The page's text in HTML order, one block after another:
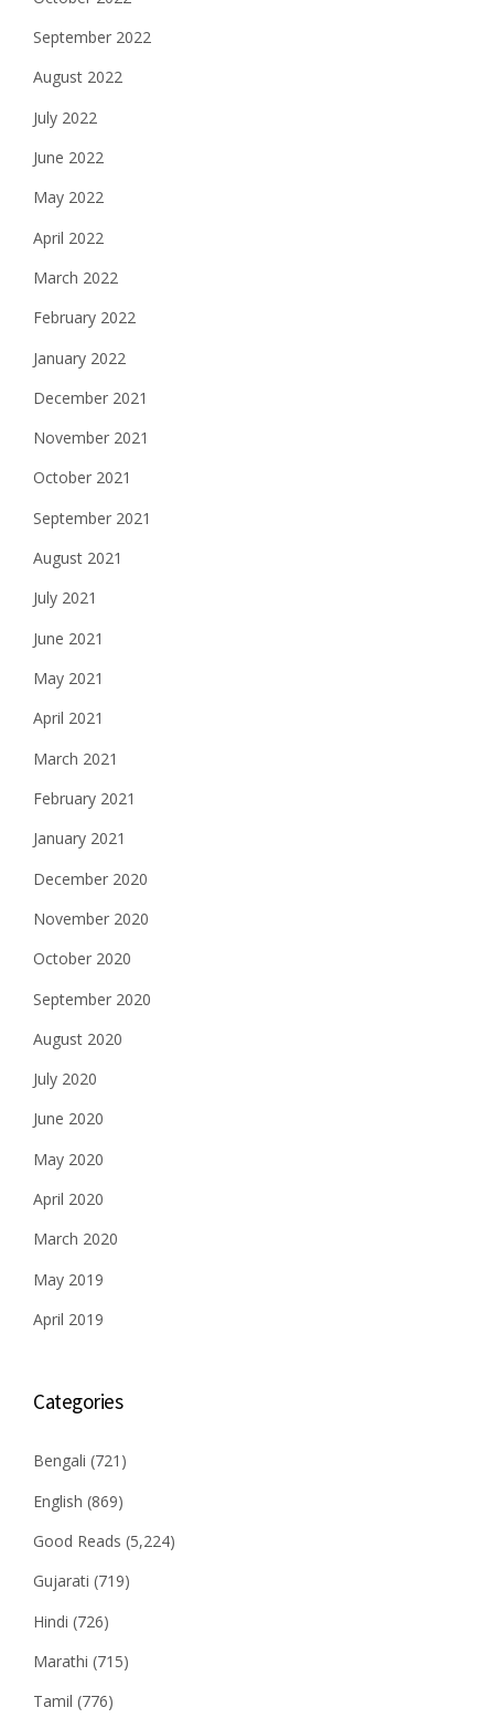
September 2022
August 2022
July 2022
June 2022
May 2022
April 2022
March 2022
February 2022
January 2022
December 2021
November 2021
October 2021
September 2021
August 2021
July 2021
June 2021
May 2021
April 2021
March 2021
February 2021
January 2021
December 2020
November 2020
October 2020
September 2020
August 2020
July 2020
June 2020
May 2020
April 2020
March 2020
May 2019
April 2019
Categories
Bengali (721)
English (869)
Good Reads (5,224)
Gujarati (719)
Hindi (726)
Marathi (715)
Tamil (776)